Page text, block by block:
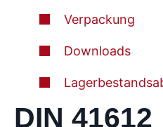
Verpackung
Downloads
DIN 41612